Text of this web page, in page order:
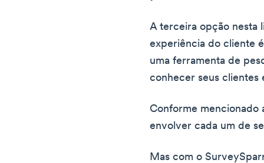
A terceira opção nesta
experiência do cliente
uma ferramenta de
conhecer seus clientes
Conforme mencionado
envolver cada um de
Mas com o